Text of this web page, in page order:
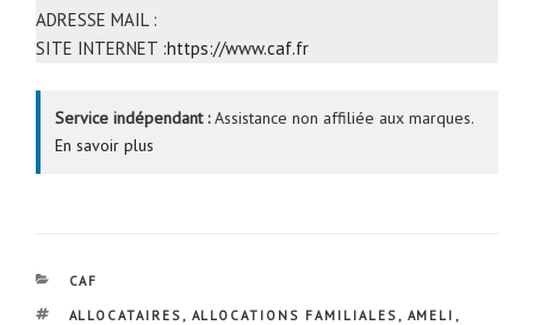
ADRESSE MAIL :
SITE INTERNET :https://www.caf.fr
Service indépendant :Assistance non affiliée aux marques.
En savoir plus
CATÉGORIES
CAF
ÉTIQUETTES
ALLOCATAIRES, ALLOCATIONS FAMILIALES, AMELI ,